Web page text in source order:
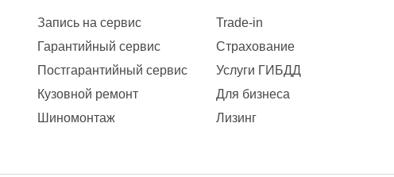
Запись на сервис
Гарантийный сервис
Постгарантийный сервис
Кузовной ремонт
Шиномонтаж
Trade-in
Страхование
Услуги ГИБДД
Для бизнеса
Лизинг